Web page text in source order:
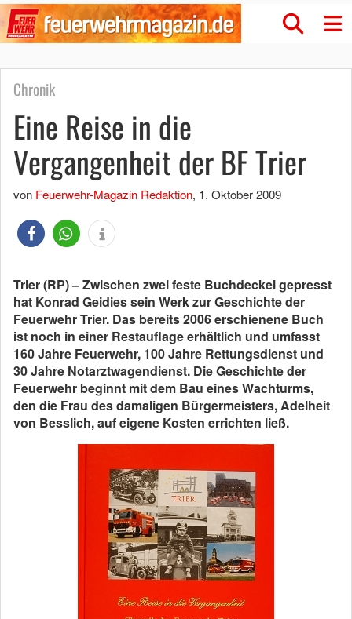
Chronik
Eine Reise in die
Vergangenheit der BF Trier
von Feuerwehr-Magazin Redaktion, 1. Oktober 2009
Trier (RP) – Zwischen zwei feste Buchdeckel gepresst
hat Konrad Geidies sein Werk zur Geschichte der
Feuerwehr Trier. Das bereits 2006 erschienene Buch
ist noch in einer Restauflage erhältlich und umfasst
160 Jahre Feuerwehr, 100 Jahre Rettungsdienst und
30 Jahre Notarztwagendienst. Die Geschichte der
Feuerwehr beginnt mit dem Bau eines Wachturms,
den die Frau des damaligen Bürgermeisters, Adelheit
von Besslich, auf eigene Kosten errichten ließ.